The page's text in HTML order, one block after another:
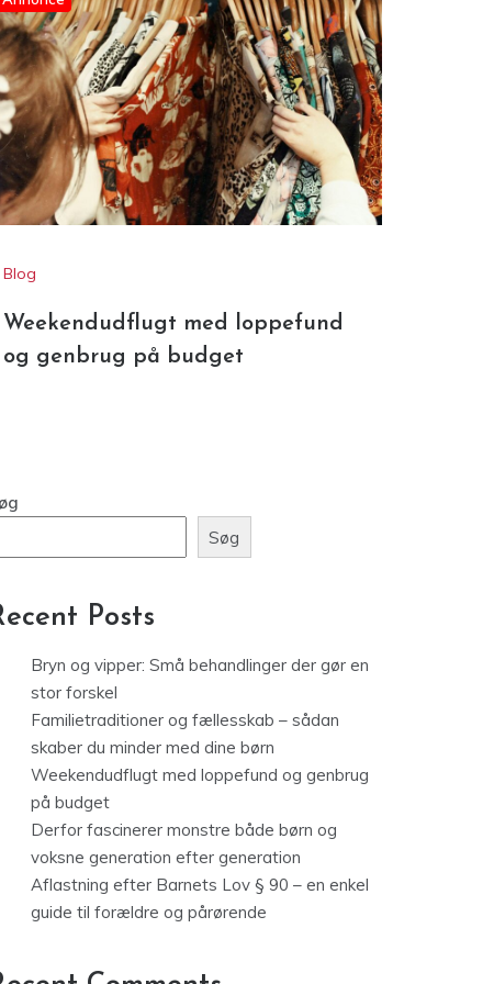
Annonce
Weekendudflugt med loppefund
og genbrug på budget
Søg
Recent Posts
Bryn og vipper: Små behandlinger der gør en
stor forskel
Familietraditioner og fællesskab – sådan
Weekendudflugt med loppefund og genbrug